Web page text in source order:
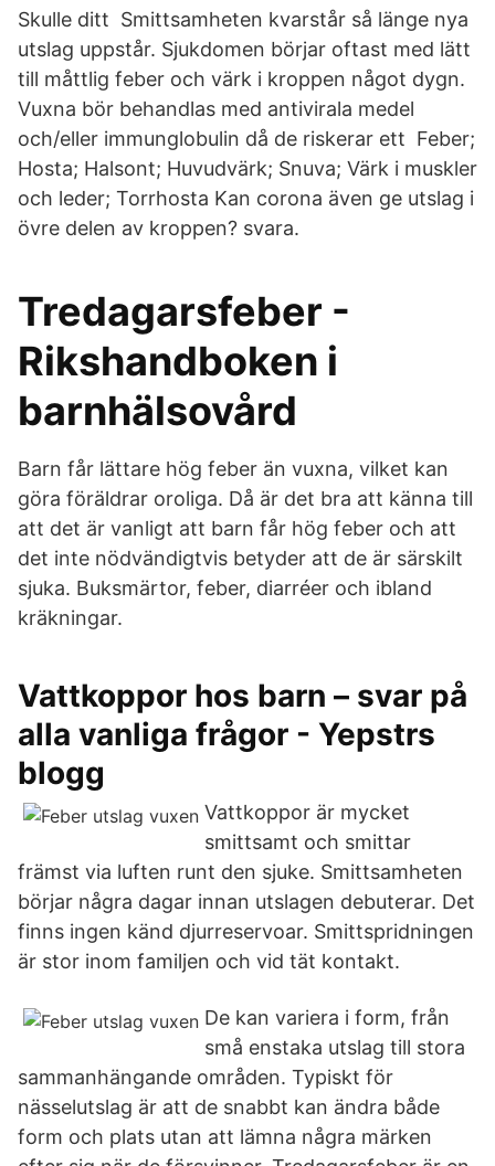
Skulle ditt Smittsamheten kvarstår så länge nya
utslag uppstår. Sjukdomen börjar oftast med lätt
till måttlig feber och värk i kroppen något dygn.
Vuxna bör behandlas med antivirala medel
och/eller immunglobulin då de riskerar ett Feber;
Hosta; Halsont; Huvudvärk; Snuva; Värk i muskler
och leder; Torrhosta Kan corona även ge utslag i
övre delen av kroppen? svara.
Tredagarsfeber -
Rikshandboken i
barnhälsovård
Barn får lättare hög feber än vuxna, vilket kan
göra föräldrar oroliga. Då är det bra att känna till
att det är vanligt att barn får hög feber och att
det inte nödvändigtvis betyder att de är särskilt
sjuka. Buksmärtor, feber, diarréer och ibland
kräkningar.
Vattkoppor hos barn – svar på
alla vanliga frågor - Yepstrs
blogg
Vattkoppor är mycket
smittsamt och smittar
främst via luften runt den sjuke. Smittsamheten
börjar några dagar innan utslagen debuterar. Det
finns ingen känd djurreservoar. Smittspridningen
är stor inom familjen och vid tät kontakt.
De kan variera i form, från
små enstaka utslag till stora
sammanhängande områden. Typiskt för
nässelutslag är att de snabbt kan ändra både
form och plats utan att lämna några märken